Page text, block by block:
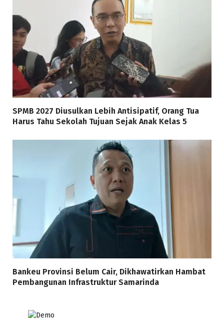
SPMB 2027 Diusulkan Lebih Antisipatif, Orang Tua
Harus Tahu Sekolah Tujuan Sejak Anak Kelas 5
Bankeu Provinsi Belum Cair, Dikhawatirkan Hambat
Pembangunan Infrastruktur Samarinda